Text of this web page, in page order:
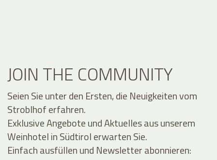
JOIN THE COMMUNITY
Seien Sie unter den Ersten, die Neuigkeiten vom
Stroblhof erfahren.
Exklusive Angebote und Aktuelles aus unserem
Weinhotel in Südtirol erwarten Sie.
Einfach ausfüllen und Newsletter abonnieren: